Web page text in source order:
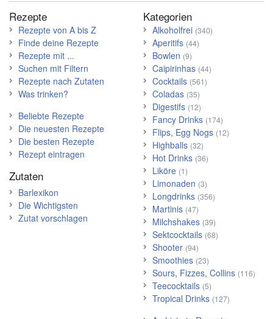
Rezepte
Rezepte von A bis Z
Finde deine Rezepte
Rezepte mit ...
Suchen mit Filtern
Rezepte nach Zutaten
Was trinken?
Beliebte Rezepte
Die neuesten Rezepte
Die besten Rezepte
Rezept eintragen
Zutaten
Barlexikon
Die Wichtigsten
Zutat vorschlagen
Kategorien
Alkoholfrei (340)
Aperitifs (44)
Bowlen (9)
Caipirinhas (44)
Cocktails (561)
Coladas (35)
Digestifs (12)
Fancy Drinks (174)
Flips, Egg Nogs (12)
Highballs (32)
Hot Drinks (36)
Liköre (1)
Limonaden (3)
Longdrinks (356)
Martinis (47)
Milchshakes (39)
Sektcocktails (68)
Shooter (94)
Smoothies (23)
Sours, Fizzes, Collins (116)
Teecocktails (5)
Tropical Drinks (127)